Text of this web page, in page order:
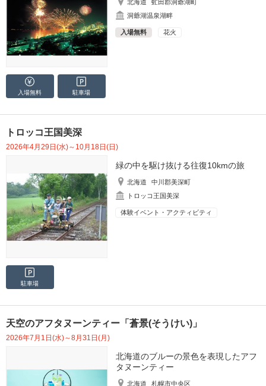
北海道
虻田郡洞爺湖町
洞爺湖温泉湖畔
入場無料 花火
入場無料 駐車場
トロッコ王国美深
2026年4月29日(水)～10月18日(日)
緑の中を駆け抜ける往復10kmの旅
北海道
中川郡美深町
トロッコ王国美深
体験イベント・アクティビティ
駐車場
天空のアフタヌーンティー「蒼景(そうけい)」
2026年7月1日(水)～8月31日(月)
北海道のブルーの景色を表現したアフ
タヌーンティー
北海道
札幌市中央区